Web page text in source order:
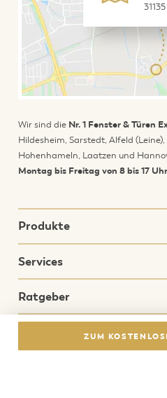
ZUM
Wir sind die Nr. 1 Fenster & Türen
Hildesheim, Sarstedt, Alfeld
Hohenhameln, Laatzen und
Montag bis Freitag von 8 bis 17 Uhr
Produkte
Services
Ratgeber